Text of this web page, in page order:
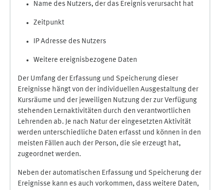
Name des Nutzers, der das Ereignis verursacht hat
Zeitpunkt
IP Adresse des Nutzers
Weitere ereignisbezogene Daten
Der Umfang der Erfassung und Speicherung dieser
Ereignisse hängt von der individuellen Ausgestaltung der
Kursräume und der jeweiligen Nutzung der zur Verfügung
stehenden Lernaktivitäten durch den verantwortlichen
Lehrenden ab. Je nach Natur der eingesetzten Aktivität
werden unterschiedliche Daten erfasst und können in den
meisten Fällen auch der Person, die sie erzeugt hat,
zugeordnet werden.
Neben der automatischen Erfassung und Speicherung der
Ereignisse kann es auch vorkommen, dass weitere Daten,